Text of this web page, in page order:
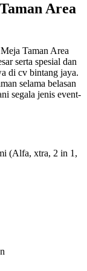
Area
Taman Area
serta spesial dan
di cv bintang jaya.
selama belasan
segala jenis event-
(Alfa, xtra, 2 in 1,